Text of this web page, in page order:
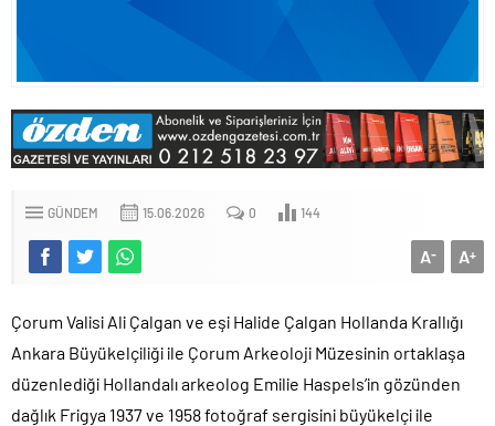
GÜNDEM 15.06.2026 0 144
A+
A-
Çorum Valisi Ali Çalgan ve eşi Halide Çalgan Hollanda Krallığı
Ankara Büyükelçiliği ile Çorum Arkeoloji Müzesinin ortaklaşa
düzenlediği Hollandalı arkeolog Emilie Haspels’in gözünden
dağlık Frigya 1937 ve 1958 fotoğraf sergisini büyükelçi ile